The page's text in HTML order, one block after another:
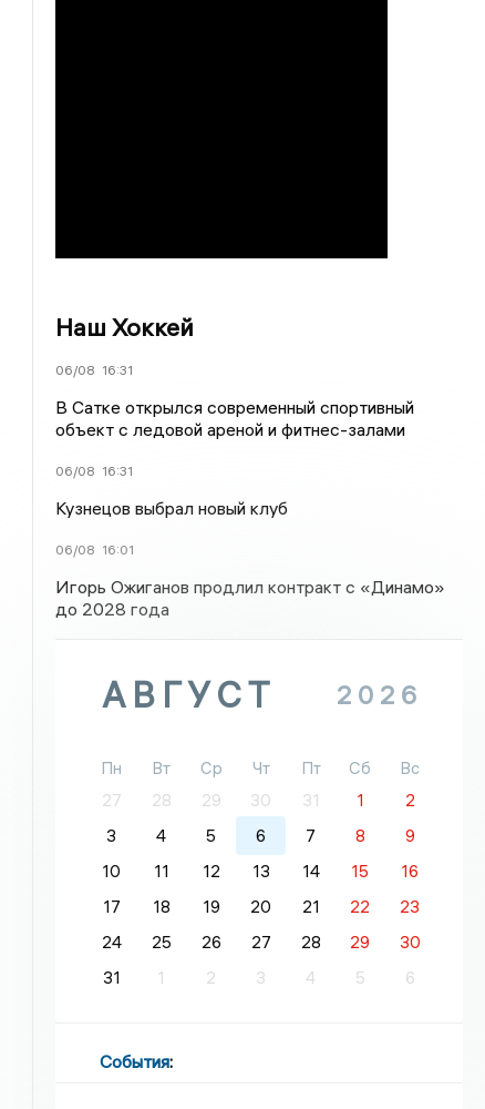
Наш Хоккей
06/08 16:31
В Сатке открылся современный спортивный
объект с ледовой ареной и фитнес-залами
06/08 16:31
Кузнецов выбрал новый клуб
06/08 16:01
Игорь Ожиганов продлил контракт с «Динамо»
до 2028 года
АВГУСТ 2026
Пн Вт Ср Чт Пт Сб
Вс
27
28 29 30 31 1
2
3
4 5 6 7 8
9
10
11 12 13 14 15
16
17
18 19 20 21 22
23
24
25 26 27 28 29
30
31
1 2 3 4 5 6
События: